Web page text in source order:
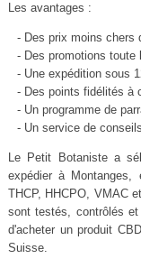
Les avantages :
- Des prix moins chers
- Des promotions toute
- Une expédition sous
- Des points fidélités à
- Un programme de
- Un service de
Le Petit Botaniste a
expédier à
THCP, HHCPO, VMAC
sont testés, contrôlés
d'acheter un produit
Suisse.